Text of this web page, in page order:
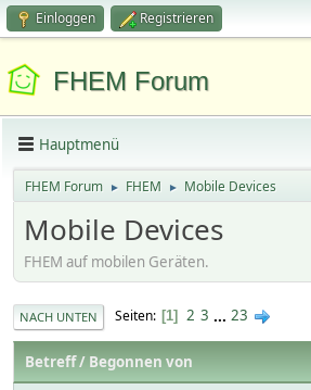
Einloggen Registrieren
FHEM Forum
Hauptmenü
FHEM Forum ► FHEM ► Mobile Devices
Mobile Devices
FHEM auf mobilen Geräten.
NACH UNTEN Seiten 1 2 3 ... 23
Betreff/ Begonnen von